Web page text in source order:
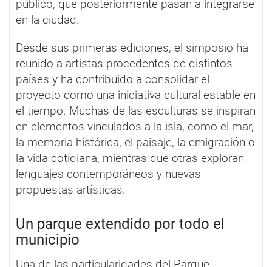
público, que posteriormente pasan a integrarse
en la ciudad.
Desde sus primeras ediciones, el simposio ha
reunido a artistas procedentes de distintos
países y ha contribuido a consolidar el
proyecto como una iniciativa cultural estable en
el tiempo. Muchas de las esculturas se inspiran
en elementos vinculados a la isla, como el mar,
la memoria histórica, el paisaje, la emigración o
la vida cotidiana, mientras que otras exploran
lenguajes contemporáneos y nuevas
propuestas artísticas.
Un parque extendido por todo el
municipio
Una de las particularidades del Parque